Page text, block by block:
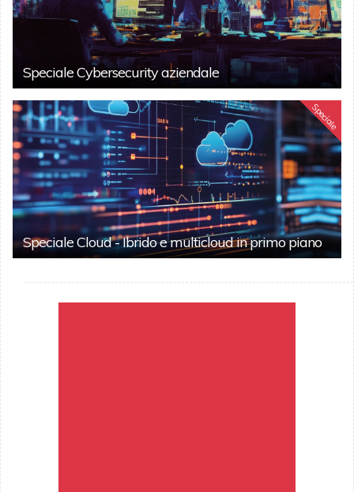
Speciale Cybersecurity aziendale
Speciale
Speciale Cloud - Ibrido e multicloud in primo piano